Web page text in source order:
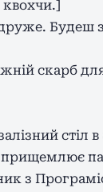
квохчи.]
Будеш
скарб
стіл в
прищемлює
з